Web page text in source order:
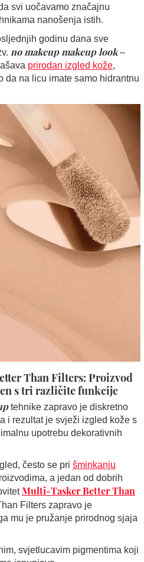
svi uočavamo značajnu
nanošenja istih.
godinu dana sve
no makeup makeup look –
prirodan izgled kože,
da na licu imate samo hidrantnu
Than Filters: Proizvod
s tri različite funkcije
tehnike zapravo je diskretno
i rezultat je svježi izgled kože s
upotrebu dekorativnih
često se pri šminkanju
a jedan od dobrih
Multi-Tasker Better Than
Filters zapravo je
mu je pružanje prirodnog sjaja
svjetlucavim pigmentima koji